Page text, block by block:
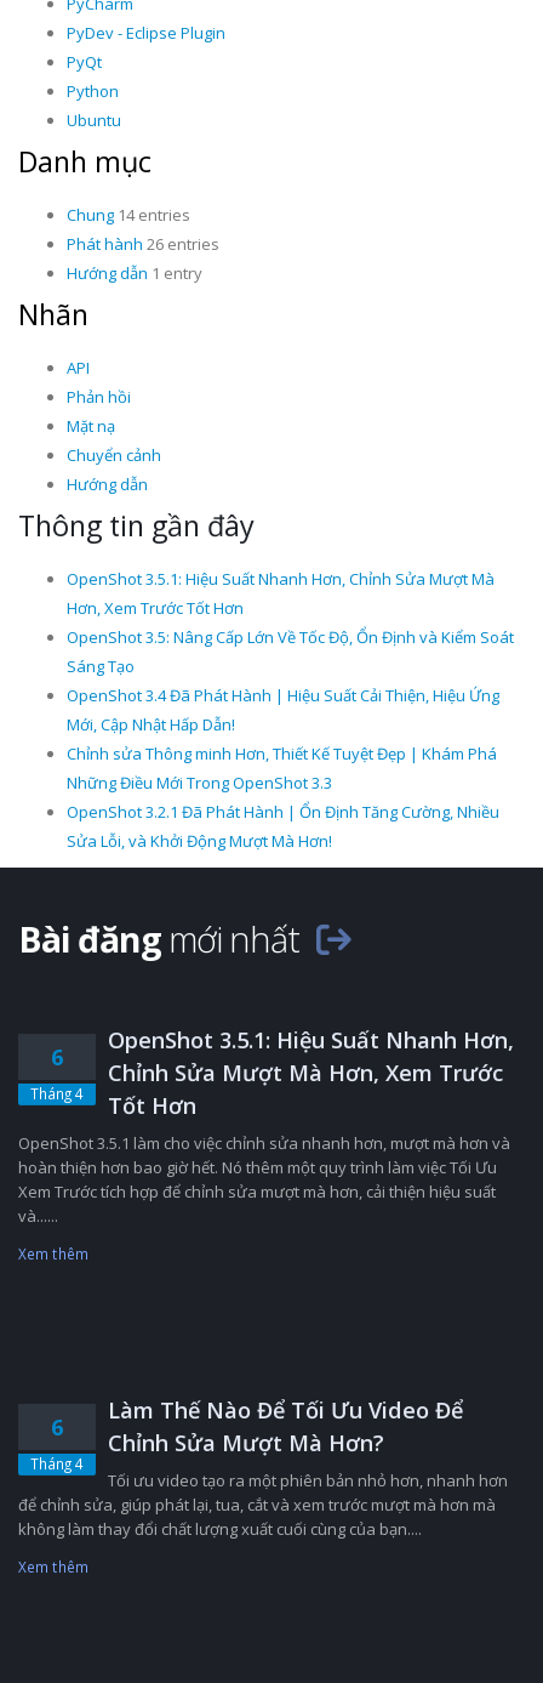
PyDev - Eclipse Plugin
PyQt
Python
Ubuntu
Danh mục
Chung 14 entries
Phát hành 26 entries
Hướng dẫn 1 entry
Nhãn
API
Phản hồi
Mặt nạ
Chuyển cảnh
Hướng dẫn
Thông tin gần đây
OpenShot 3.5.1: Hiệu Suất Nhanh Hơn, Chỉnh Sửa Mượt Mà
Hơn, Xem Trước Tốt Hơn
OpenShot 3.5: Nâng Cấp Lớn Về Tốc Độ, Ổn Định và Kiểm Soát
Sáng Tạo
OpenShot 3.4 Đã Phát Hành | Hiệu Suất Cải Thiện, Hiệu Ứng
Mới, Cập Nhật Hấp Dẫn!
Chỉnh sửa Thông minh Hơn, Thiết Kế Tuyệt Đẹp | Khám Phá
Những Điều Mới Trong OpenShot 3.3
OpenShot 3.2.1 Đã Phát Hành | Ổn Định Tăng Cường, Nhiều
Sửa Lỗi, và Khởi Động Mượt Mà Hơn!
Bài đăng mới nhất
6
Tháng 4
OpenShot 3.5.1: Hiệu Suất Nhanh Hơn,
Chỉnh Sửa Mượt Mà Hơn, Xem Trước
Tốt Hơn
OpenShot 3.5.1 làm cho việc chỉnh sửa nhanh hơn, mượt mà hơn và
hoàn thiện hơn bao giờ hết. Nó thêm một quy trình làm việc Tối Ưu
Xem Trước tích hợp để chỉnh sửa mượt mà hơn, cải thiện hiệu suất
và......
Xem thêm
6
Tháng 4
Làm Thế Nào Để Tối Ưu Video Để
Chỉnh Sửa Mượt Mà Hơn?
Tối ưu video tạo ra một phiên bản nhỏ hơn, nhanh hơn
để chỉnh sửa, giúp phát lại, tua, cắt và xem trước mượt mà hơn mà
không làm thay đổi chất lượng xuất cuối cùng của bạn....
Xem thêm